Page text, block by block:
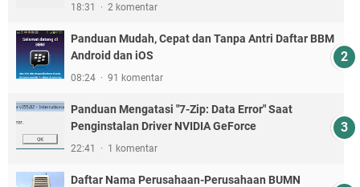
18:31 2 komentar
Panduan Mudah, Cepat dan Tanpa Antri Daftar BBM
Android dan iOS
08:24 91 komentar
Panduan Mengatasi "7-Zip: Data Error" Saat
Penginstalan Driver NVIDIA GeForce
22:41 1 komentar
Daftar Nama Perusahaan-Perusahaan BUMN